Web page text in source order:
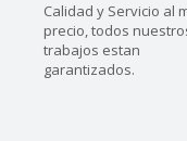
Calidad y Servicio al
precio, todos
trabajos estan
garantizados.